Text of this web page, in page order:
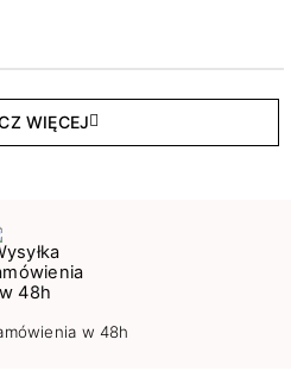
WIĘCEJ
w 48h